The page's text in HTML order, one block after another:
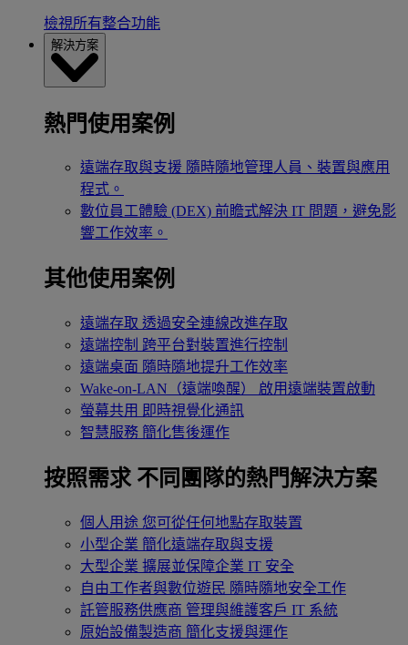
檢視所有整合功能
解決方案
熱門使用案例
遠端存取與支援 隨時隨地管理人員、裝置與應用
程式。
數位員工體驗 (DEX) 前瞻式解決 IT 問題，避免影
響工作效率。
其他使用案例
遠端存取 透過安全連線改進存取
遠端控制 跨平台對裝置進行控制
遠端桌面 隨時隨地提升工作效率
Wake-on-LAN（遠端喚醒）
啟用遠端裝置啟動
螢幕共用 即時視覺化通訊
智慧服務 簡化售後運作
按照需求 不同團隊的熱門解決方案
個人用途 您可從任何地點存取裝置
小型企業 簡化遠端存取與支援
大型企業 擴展並保障企業 IT 安全
自由工作者與數位遊民 隨時隨地安全工作
託管服務供應商 管理與維護客戶 IT 系統
原始設備製造商 簡化支援與運作